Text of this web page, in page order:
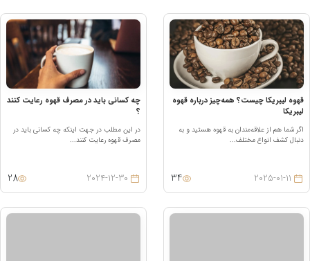
لیبریکا چیست؟ همه‌چیز درباره قهوه
شما هم از علاقه‌مندان به قهوه هستید و به
کشف انواع مختلف...
2025-01-11
34
چه کسانی باید در مصرف قهوه رعایت کنند
در این مطلب در جهت اینکه چه کسانی باید در
مصرف قهوه رعایت کنند...
2024-12-30
28